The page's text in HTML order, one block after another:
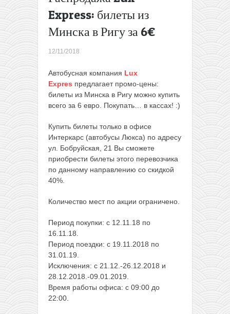
Express: билеты из
Минска в Ригу за 6€
12/11/2018
Автобусная компания Lux
Expres предлагает промо-цены:
билеты из Минска в Ригу можно купить
всего за 6 евро. Покупать… в кассах! :)
Купить билеты только в офисе
Интеркарс (автобусы Люкса) по адресу
ул. Бобруйская, 21 Вы сможете
приобрести билеты этого перевозчика
по данному направлению со скидкой
40%.
Количество мест по акции ограничено.
Период покупки: с 12.11.18 по
16.11.18.
Период поездки: с 19.11.2018 по
31.01.19.
Исключения: с 21.12.-26.12.2018 и
28.12.2018.-09.01.2019.
Время работы офиса: с 09:00 до
22:00.